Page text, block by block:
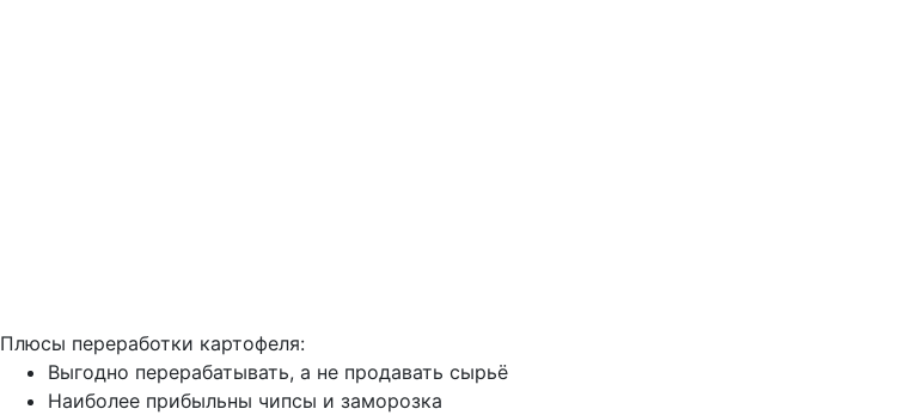
Плюсы переработки картофеля:
Выгодно перерабатывать, а не продавать сырьё
Наиболее прибыльны чипсы и заморозка